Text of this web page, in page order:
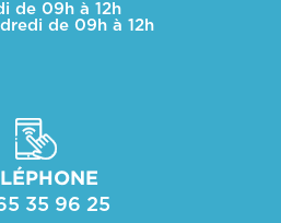
de 09h à 12h
de 09h à 12h
35 96 25